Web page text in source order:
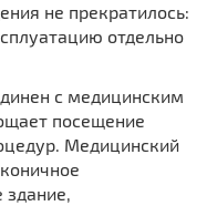
не прекратилось:
отдельно
с медицинским
посещение
Медицинский